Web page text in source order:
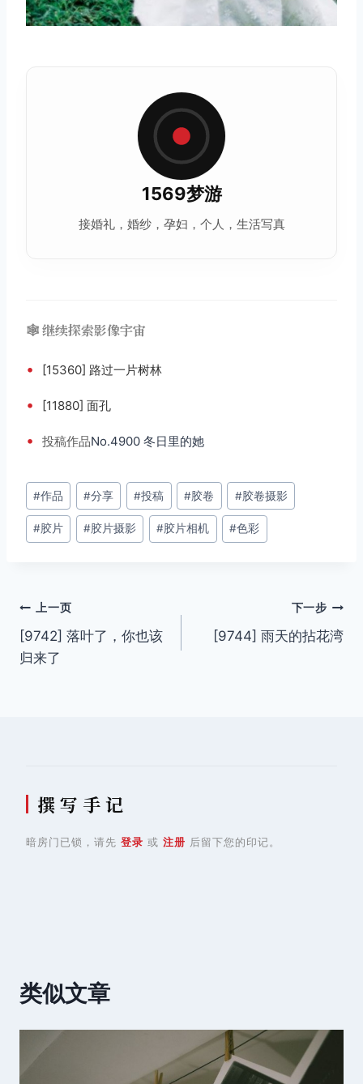
1569梦游
接婚礼，婚纱，孕妇，个人，生活写真
🕸️ 继续探索影像宇宙
• [15360] 路过一片树林
• [11880] 面孔
• 投稿作品No.4900 冬日里的她
文
章
标
#作品 #分享 #投稿 #胶卷 #胶卷摄影
#胶片 #胶片摄影 #胶片相机 #色彩
文
章
上一页
[9742] 落叶了，你也该
归来了
下一步
[9744] 雨天的拈花湾
撰 写 手 记
暗房门已锁，请先 登录 或 注册 后留下您的印记。
类似文章